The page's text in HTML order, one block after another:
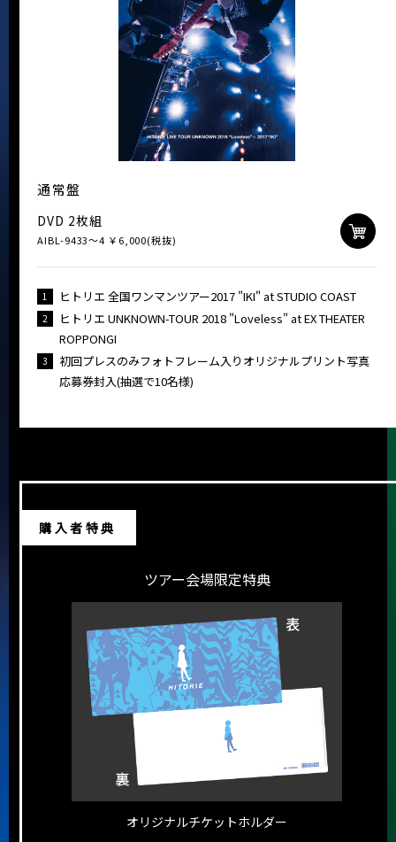
通常盤
DVD 2枚組
AIBL-9433～4 ￥6,000(税抜)
1 ヒトリエ 全国ワンマンツアー2017 "IKI" at STUDIO COAST
2
ヒトリエ UNKNOWN-TOUR 2018 "Loveless" at EX THEATER
ROPPONGI
3
初回プレスのみフォトフレーム入りオリジナルプリント写真
応募券封入(抽選で10名様)
購入者特典
ツアー会場限定特典
オリジナルチケットホルダー